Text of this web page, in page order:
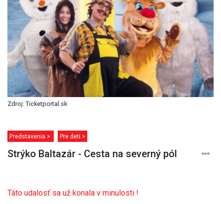
Zdroj: Ticketportal.sk
Predstavenia > Pre deti >
Strýko Baltazár - Cesta na severný pól
Táto udalosť sa už konala v minulosti !